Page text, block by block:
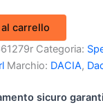
carrello
Categoria:
Marchio: DACIA,
sicuro